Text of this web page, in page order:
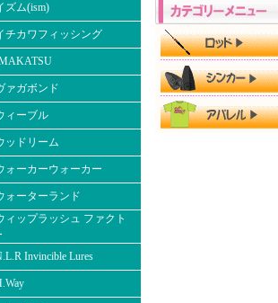
ズム(ism)
チカワフィッシング
ァガボンド
ィーブル
ッドリーム
ォーカーウォーカー
ォーターランド
ィップラッシュ ファクト
Invincible Lures